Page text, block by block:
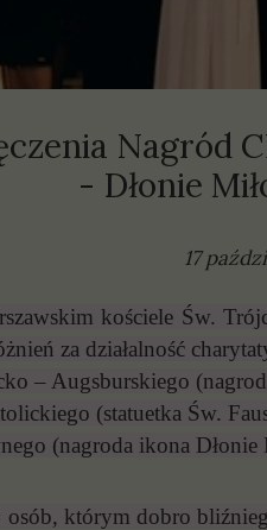
Sprawozdania
Nagród
- Dłonie
17
kościele Św.
za działalność
– Augsburskiego
(statuetka Św.
(nagroda ikona Dłonie
osób, którym dobro